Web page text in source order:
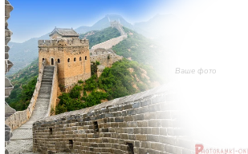
Ваше фото